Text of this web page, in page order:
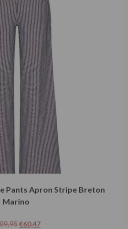
Pants Apron Stripe Breton
Marino
€60,47